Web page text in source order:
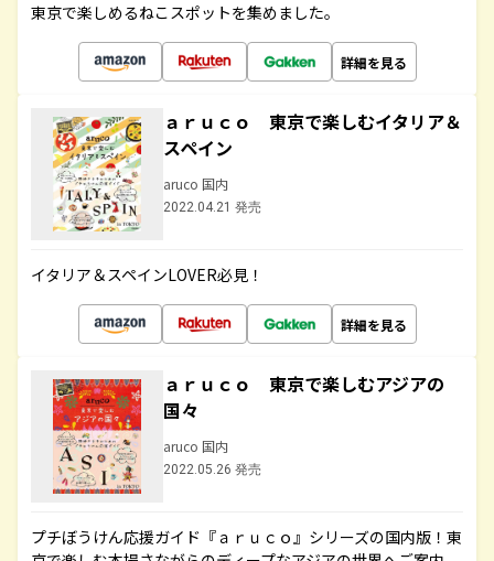
東京で楽しめるねこスポットを集めました。
詳細を見る
ａｒｕｃｏ 東京で楽しむイタリア＆
スペイン
aruco 国内
2022.04.21 発売
イタリア＆スペインLOVER必見！
詳細を見る
ａｒｕｃｏ 東京で楽しむアジアの
国々
aruco 国内
2022.05.26 発売
プチぼうけん応援ガイド『ａｒｕｃｏ』シリーズの国内版！東